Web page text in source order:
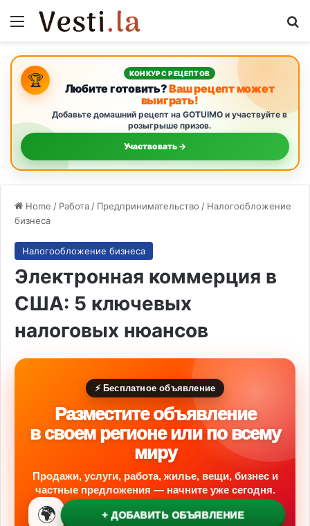
Menu
🏆 КОНКУРС РЕЦЕПТОВ
Любите готовить?Ваш рецепт может
выиграть!
Добавьте домашний рецепт на GOTUIMO и участвуйте в
розыгрыше призов.
Участвовать →
Home / Работа / Предпринимательство / Налогообложение
бизнеса
Налогообложение бизнеса
Электронная коммерция в
США: 5 ключевых
налоговых нюансов
⚡ Бесплатное объявление
Разместите объявление
в своем регионе или по всему
миру
Продажи, услуги, работа, жилье, вещи, бизнес и
частные предложения — начните уже сегодня.
🌍 + ДОБАВИТЬ ОБЪЯВЛЕНИЕ